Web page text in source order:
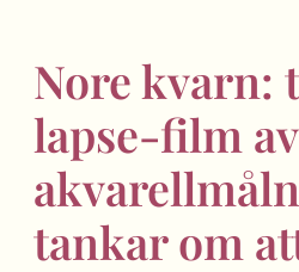
Nore kvarn:
lapse-film av
tankar om